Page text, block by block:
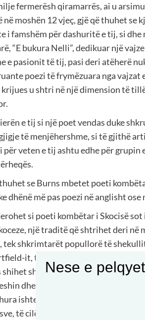
fermerësh qiramarrës, ai u
në moshën 12 vjeç, gjë që thuhet
i famshëm për dashuritë e tij, si
“E bukura Nelli”, dedikuar një
e pasionit të tij, pasi deri atëherë
poezi të frymëzuara nga vajzat
u shtri në një dimension të
e tij si një poet vendas duke
të menjëhershme, si të gjithë
për veten e tij ashtu edhe për
se Burns mbetet poeti
dhënë më pas poezi në anglisht
si poeti kombëtar i Skocisë
një traditë që shtrihet deri në
shkrimtarët popullorë të
it, tek pararendësit e fillimit të
shihet shpesh si fundi i asaj linje
dhe, më veçanërisht, sepse
ishte – edhe siç e përdorte –
të cilët tashmë ishin të njohur
Nese e